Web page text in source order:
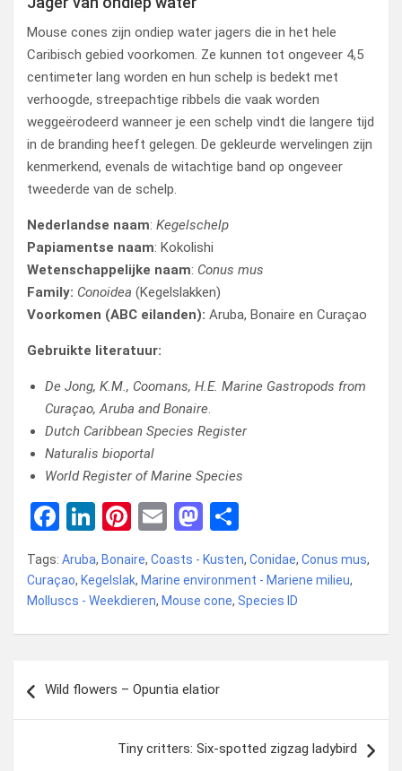
Mouse cones zijn ondiep water jagers die in het hele
Caribisch gebied voorkomen. Ze kunnen tot ongeveer 4,5
centimeter lang worden en hun schelp is bedekt met
verhoogde, streepachtige ribbels die vaak worden
weggeërodeerd wanneer je een schelp vindt die langere tijd
in de branding heeft gelegen. De gekleurde wervelingen zijn
kenmerkend, evenals de witachtige band op ongeveer
tweederde van de schelp.
Nederlandse naam: Kegelschelp
Papiamentse naam: Kokolishi
Wetenschappelijke naam: Conus mus
Family: Conoidea (Kegelslakken)
Voorkomen (ABC eilanden): Aruba, Bonaire en Curaçao
Gebruikte literatuur:
De Jong, K.M., Coomans, H.E. Marine Gastropods from
Curaçao, Aruba and Bonaire.
Dutch Caribbean Species Register
Naturalis bioportal
World Register of Marine Species
F
a
ce
b
o
k
Li
n
ke
dI
n
Pi
nt
er
es
t
E
ail
M
a
st
o
d
n
el
e
n
Tags: Aruba, Bonaire, Coasts - Kusten, Conidae, Conus mus,
Curaçao, Kegelslak, Marine environment - Mariene milieu,
Molluscs - Weekdieren, Mouse cone, Species ID
navigatie
Wild flowers – Opuntia elatior
Tiny critters: Six-spotted zigzag ladybird